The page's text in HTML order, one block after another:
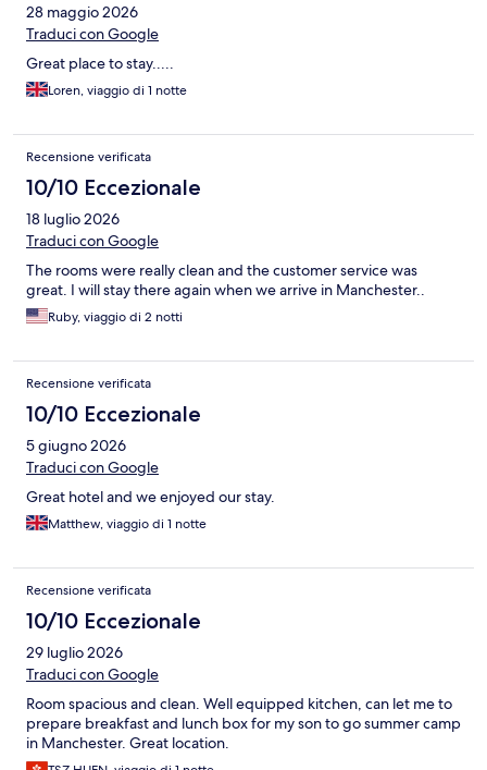
28 maggio 2026
Traduci con Google
Great place to stay.....
Loren, viaggio di 1 notte
Recensione verificata
10/10 Eccezionale
18 luglio 2026
Traduci con Google
The rooms were really clean and the customer service was
great. I will stay there again when we arrive in Manchester..
Ruby, viaggio di 2 notti
Recensione verificata
10/10 Eccezionale
5 giugno 2026
Traduci con Google
Great hotel and we enjoyed our stay.
Matthew, viaggio di 1 notte
Recensione verificata
10/10 Eccezionale
29 luglio 2026
Traduci con Google
Room spacious and clean. Well equipped kitchen, can let me to
prepare breakfast and lunch box for my son to go summer camp
in Manchester. Great location.